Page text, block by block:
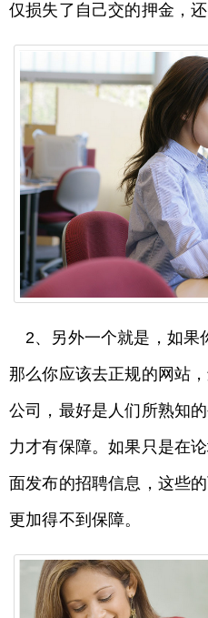
仅损失了自己交的押金，
2、另外一个就是，如果
那么你应该去正规的网站
公司，最好是人们所熟知
力才有保障。如果只是在
面发布的招聘信息，这些
更加得不到保障。